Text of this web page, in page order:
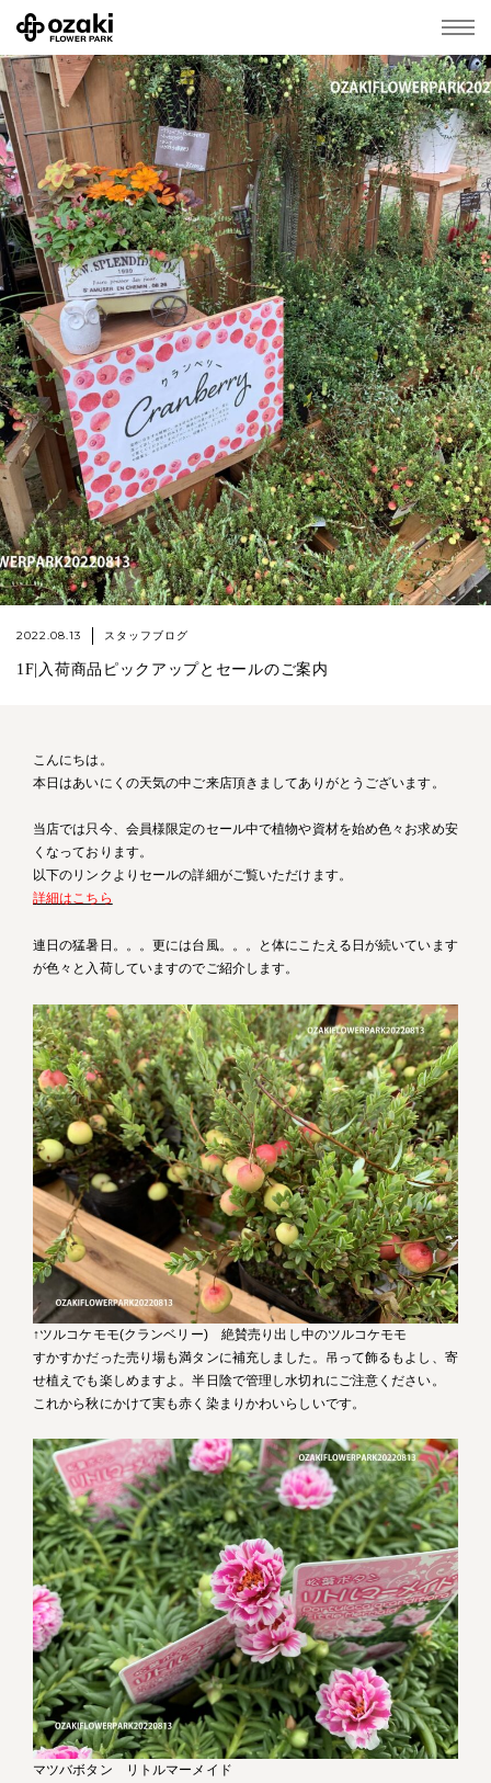
2022.08.13 スタッフブログ
1F|入荷商品ピックアップとセールのご案内
こんにちは。
本日はあいにくの天気の中ご来店頂きましてありがとうございます。
当店では只今、会員様限定のセール中で植物や資材を始め色々お求め安
くなっております。
以下のリンクよりセールの詳細がご覧いただけます。
詳細はこちら
連日の猛暑日。。。更には台風。。。と体にこたえる日が続いています
が色々と入荷していますのでご紹介します。
↑ツルコケモモ(クランベリー) 絶賛売り出し中のツルコケモモ
すかすかだった売り場も満タンに補充しました。吊って飾るもよし、寄
せ植えでも楽しめますよ。半日陰で管理し水切れにご注意ください。
これから秋にかけて実も赤く染まりかわいらしいです。
マツバボタン リトルマーメイド